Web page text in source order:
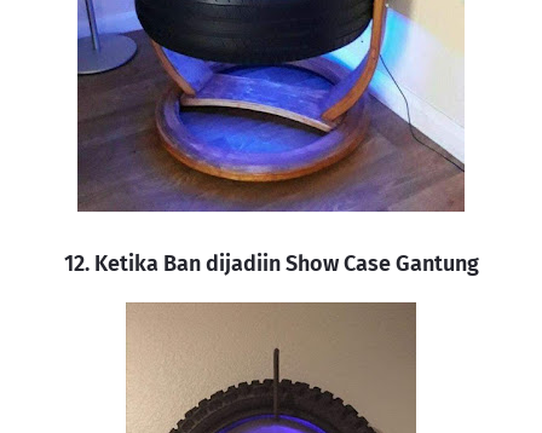
12. Ketika Ban dijadiin Show Case Gantung